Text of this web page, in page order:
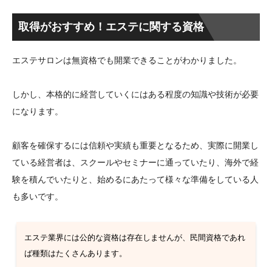
取得がおすすめ！エステに関する資格
エステサロンは無資格でも開業できることがわかりました。
しかし、本格的に経営していくにはある程度の知識や技術が必要
になります。
顧客を確保するには信頼や実績も重要となるため、実際に開業し
ている経営者は、スクールやセミナーに通っていたり、海外で経
験を積んでいたりと、始めるにあたって様々な準備をしている人
も多いです。
エステ業界には公的な資格は存在しませんが、民間資格であれ
ば種類はたくさんあります。